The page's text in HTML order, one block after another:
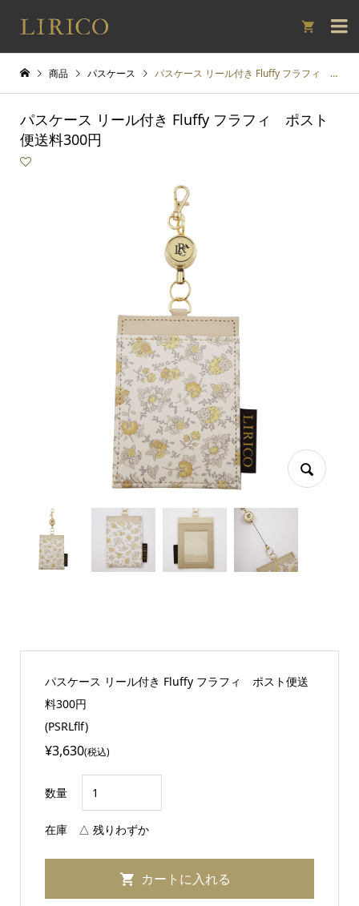

商品 パスケース パスケース リール付き Fluffy フラフィ ポスト便送料300円
パスケース リール付き Fluffy フラフィ ポスト
便送料300円
パスケース リール付き Fluffy フラフィ ポスト便送
料300円
(PSRLflf)
¥3,630(税込)
数量
在庫 △ 残りわずか